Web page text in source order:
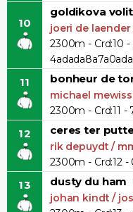
10
goldikova
joeri de
2300m - Crd:10 -
11 bonheur de
michael
2300m - Crd:11 -
12 ceres ter
rik depuydt /
2300m - Crd:12 -
13 dusty du ham
johan kindt /